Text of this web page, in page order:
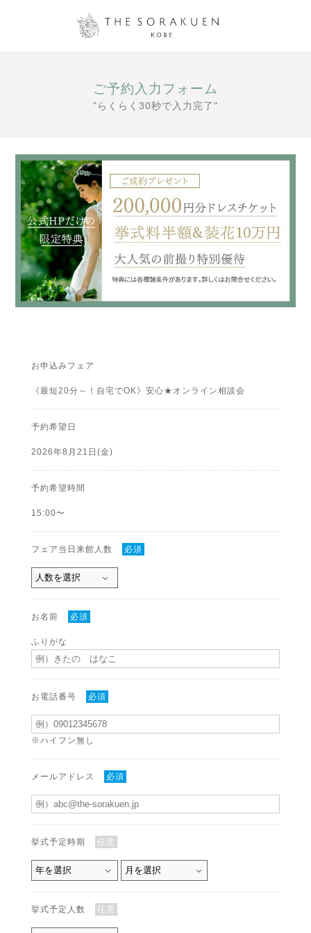
ご予約入力フォーム
"らくらく30秒で入力完了"
お申込みフェア
《最短20分～！自宅でOK》安心★オンライン相談会
予約希望日
2026年8月21日(金)
予約希望時間
15:00〜
フェア当日来館人数 必須
お名前 必須
ふりがな
お電話番号 必須
※ハイフン無し
メールアドレス 必須
挙式予定時期 任意
挙式予定人数 任意